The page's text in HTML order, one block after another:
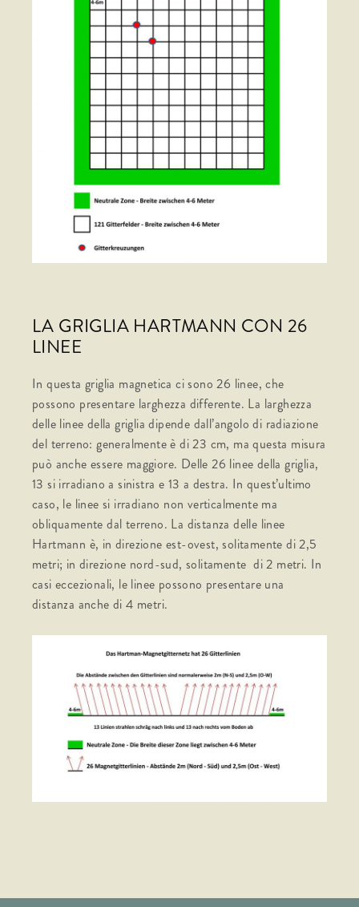
LA GRIGLIA HARTMANN CON 26
LINEE
In questa griglia magnetica ci sono 26 linee, che
possono presentare larghezza differente. La larghezza
delle linee della griglia dipende dall’angolo di radiazione
del terreno: generalmente è di 23 cm, ma questa misura
può anche essere maggiore. Delle 26 linee della griglia,
13 si irradiano a sinistra e 13 a destra. In quest’ultimo
caso, le linee si irradiano non verticalmente ma
obliquamente dal terreno. La distanza delle linee
Hartmann è, in direzione est-ovest, solitamente di 2,5
metri; in direzione nord-sud, solitamente di 2 metri. In
casi eccezionali, le linee possono presentare una
distanza anche di 4 metri.